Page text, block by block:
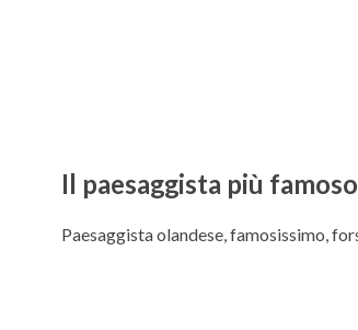
Il paesaggista più
Paesaggista olandese, famosissimo,